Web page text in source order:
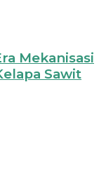
Mekanisasi
Sawit